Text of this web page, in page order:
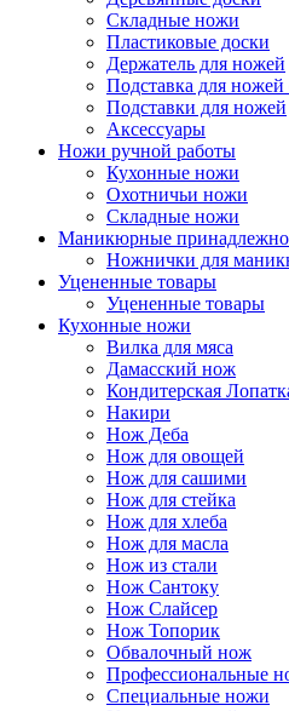
Складные ножи
Пластиковые доски
Держатель для ножей
Подставка для
Подставки для ножей
Аксессуары
Ножи ручной работы
Кухонные ножи
Охотничьи ножи
Складные ножи
Маникюрные
Ножнички для
Уцененные товары
Уцененные товары
Кухонные ножи
Вилка для мяса
Дамасский нож
Кондитерская
Накири
Нож Деба
Нож для овощей
Нож для сашими
Нож для стейка
Нож для хлеба
Нож для масла
Нож из стали
Нож Сантоку
Нож Слайсер
Нож Топорик
Обвалочный нож
Профессиональные
Специальные ножи